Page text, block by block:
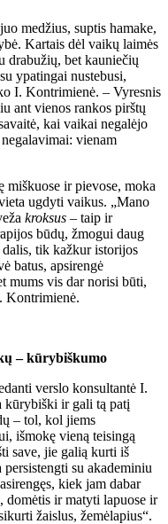
medžius, suptis hamake,
Kartais dėl vaikų laimės
drabužių, bet kauniečių
ypatingai nustebusi,
I. Kontrimienė. – Vyresnis
ant vienos rankos pirštų
kai vaikai negalėjo
vienam
miškuose ir pievose, moka
ugdyti vaikus. „Mano
kroksus – taip ir
būdų, žmogui daug
tik kažkur istorijos
batus, apsirengė
mums vis dar norisi būti,
Kontrimienė.
– kūrybiškumo
verslo konsultantė I.
kūrybiški ir gali tą patį
– tol, kol jiems
išmokę vieną teisingą
save, jie galią kurti iš
su akademiniu
kiek jam dabar
domėtis ir matyti lapuose ir
žaislus, žemėlapius“.